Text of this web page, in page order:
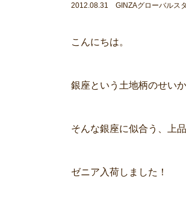
2012.08.31 GINZAグローバルス
こんにちは。
銀座という土地柄のせい
そんな銀座に似合う、上
ゼニア入荷しました！